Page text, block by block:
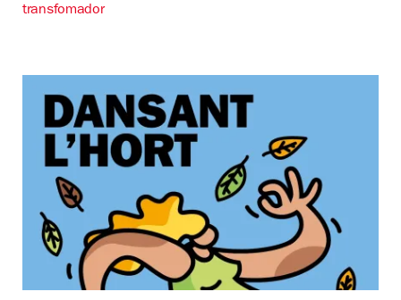
transfomador